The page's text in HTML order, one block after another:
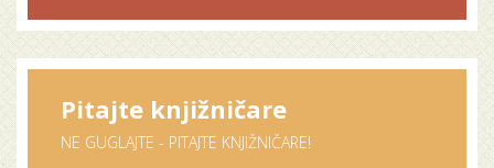
Pitajte knjižničare
NE GUGLAJTE - PITAJTE KNJIŽNIČARE!